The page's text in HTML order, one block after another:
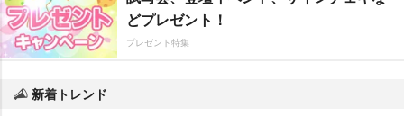
どプレゼント！
プレゼント特集
新着トレンド